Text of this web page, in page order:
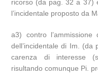
ricorso (da pag. 32 a 37)
l’incidentale proposto da
a3) contro
dell’incidentale di Im.
carenza di interesse
risultando comunque Pi.